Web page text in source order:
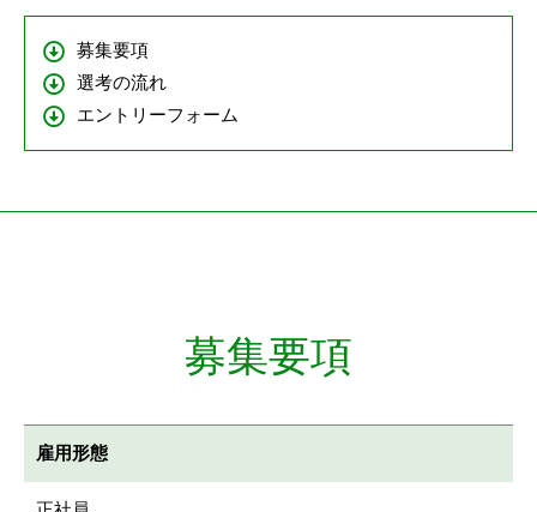
募集要項
選考の流れ
エントリーフォーム
募集要項
雇用形態